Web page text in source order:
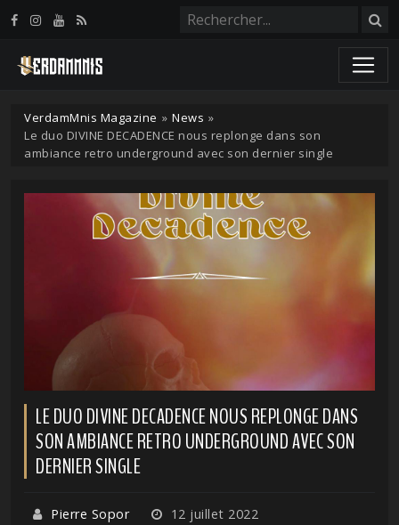
VerdamMnis Magazine » News »
Le duo DIVINE DECADENCE nous replonge dans son
ambiance retro underground avec son dernier single
LE DUO DIVINE DECADENCE NOUS REPLONGE DANS
SON AMBIANCE RETRO UNDERGROUND AVEC SON
DERNIER SINGLE
Pierre Sopor 12 juillet 2022
Panneau de gestion des cookies